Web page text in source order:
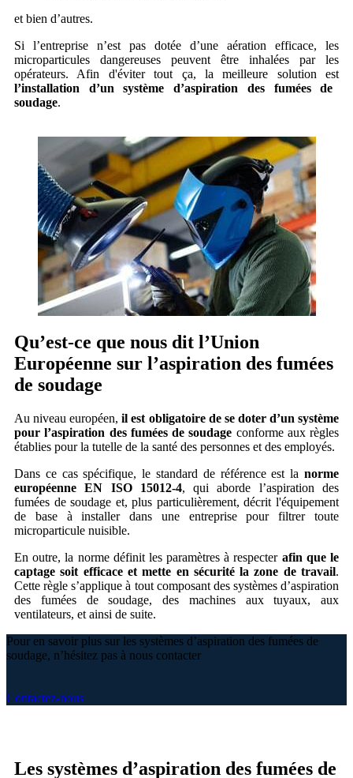
et bien d’autres.
Si l’entreprise n’est pas dotée d’une aération efficace, les
microparticules dangereuses peuvent être inhalées par les
opérateurs. Afin d'éviter tout ça, la meilleure solution est
l’installation d’un système d’aspiration des fumées de
soudage.
Qu’est-ce que nous dit l’Union
Européenne sur l’aspiration des fumées
de soudage
Au niveau européen,il est obligatoire de se doter d’un système
pour l’aspiration des fumées de soudage conforme aux règles
établies pour la tutelle de la santé des personnes et des employés.
Dans ce cas spécifique, le standard de référence est la norme
européenne EN ISO 15012-4, qui aborde l’aspiration des
fumées de soudage et, plus particulièrement, décrit l'équipement
de base à installer dans une entreprise pour filtrer toute
microparticule nuisible.
En outre, la norme définit les paramètres à respecter afin que le
captage soit efficace et mette en sécurité la zone de travail.
Cette règle s’applique à tout composant des systèmes d’aspiration
des fumées de soudage, des machines aux tuyaux, aux
ventilateurs, et ainsi de suite.
Pour en savoir plus sur les systèmes d’aspiration des fumées de
soudage, n’hésitez pas à nous contacter
Contactez-nous
Les systèmes d’aspiration des fumées de